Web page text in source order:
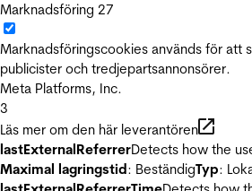
Marknadsföring 27
Marknadsföringscookies används för att
publicister och tredjepartsannonsörer.
Meta Platforms, Inc.
3
Läs mer om den här leverantören
lastExternalReferrerDetects how the
Maximal lagringstid: BeständigTyp: